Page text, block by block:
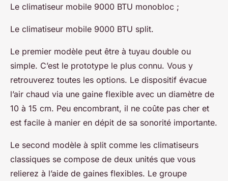
Le climatiseur mobile 9000 BTU monobloc ;
Le climatiseur mobile 9000 BTU split.
Le premier modèle peut être à tuyau double ou
simple. C’est le prototype le plus connu. Vous y
retrouverez toutes les options. Le dispositif évacue
l’air chaud via une gaine flexible avec un diamètre de
10 à 15 cm. Peu encombrant, il ne coûte pas cher et
est facile à manier en dépit de sa sonorité importante.
Le second modèle à split comme les climatiseurs
classiques se compose de deux unités que vous
relierez à l’aide de gaines flexibles. Le groupe